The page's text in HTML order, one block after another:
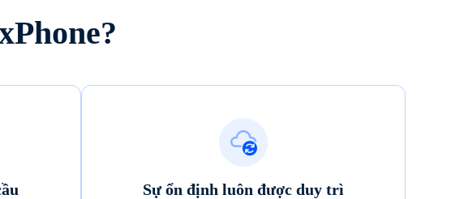
Sự ổn định luôn được duy trì